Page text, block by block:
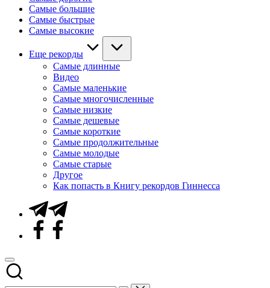
Самые большие
Самые быстрые
Самые высокие
Еще рекорды
Самые длинные
Видео
Самые маленькие
Самые многочисленные
Самые низкие
Самые дешевые
Самые короткие
Самые продолжительные
Самые молодые
Самые старые
Другое
Как попасть в Книгу рекордов Гиннесса
Telegram
Facebook